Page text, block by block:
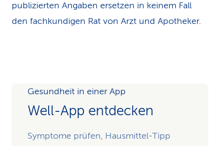
publizierten Angaben ersetzen in keinem Fall
den fachkundigen Rat von Arzt und Apotheker.
Gesundheit in einer App
Well-App entdecken
Symptome prüfen, Hausmittel-Tipp